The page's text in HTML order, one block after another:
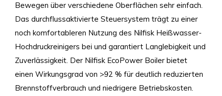
Bewegen über verschiedene Oberflächen sehr einfach.
Das durchflussaktivierte Steuersystem trägt zu einer
noch komfortableren Nutzung des Nilfisk Heißwasser-
Hochdruckreinigers bei und garantiert Langlebigkeit und
Zuverlässigkeit. Der Nilfisk EcoPower Boiler bietet
einen Wirkungsgrad von >92 % für deutlich reduzierten
Brennstoffverbrauch und niedrigere Betriebskosten.